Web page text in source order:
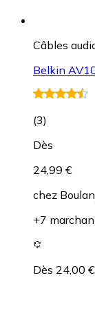
Câbles
Belkin
(3)
Dès
24,99 €
chez
+7
Dès 24,00 €